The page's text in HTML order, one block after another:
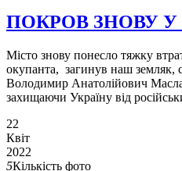
ПОКРОВ ЗНОВУ
Місто знову понесло тяжку
окупанта, загинув наш земляк,
Володимир Анатолійович
захищаючи Україну від
22
Квіт
2022
5Кількість фото